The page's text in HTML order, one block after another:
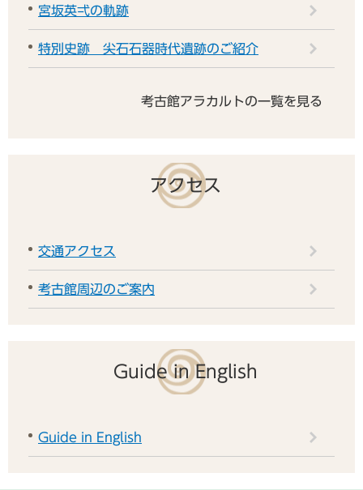
宮坂英弌の軌跡
特別史跡 尖石石器時代遺跡のご紹介
考古館アラカルトの一覧を見る
アクセス
交通アクセス
考古館周辺のご案内
Guide in English
Guide in English